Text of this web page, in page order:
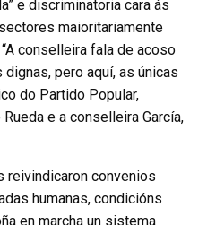
e discriminatoria cara ás
maioritariamente
conselleira fala de acoso
pero aquí, as únicas
do Partido Popular,
e a conselleira García,
reivindicaron convenios
humanas, condicións
en marcha un sistema